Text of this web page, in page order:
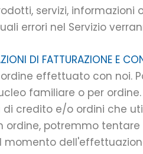
servizi,
errori nel Servizio
DI FATTURAZIONE E
effettuato con noi.
familiare o per
credito e/o ordini che
potremmo